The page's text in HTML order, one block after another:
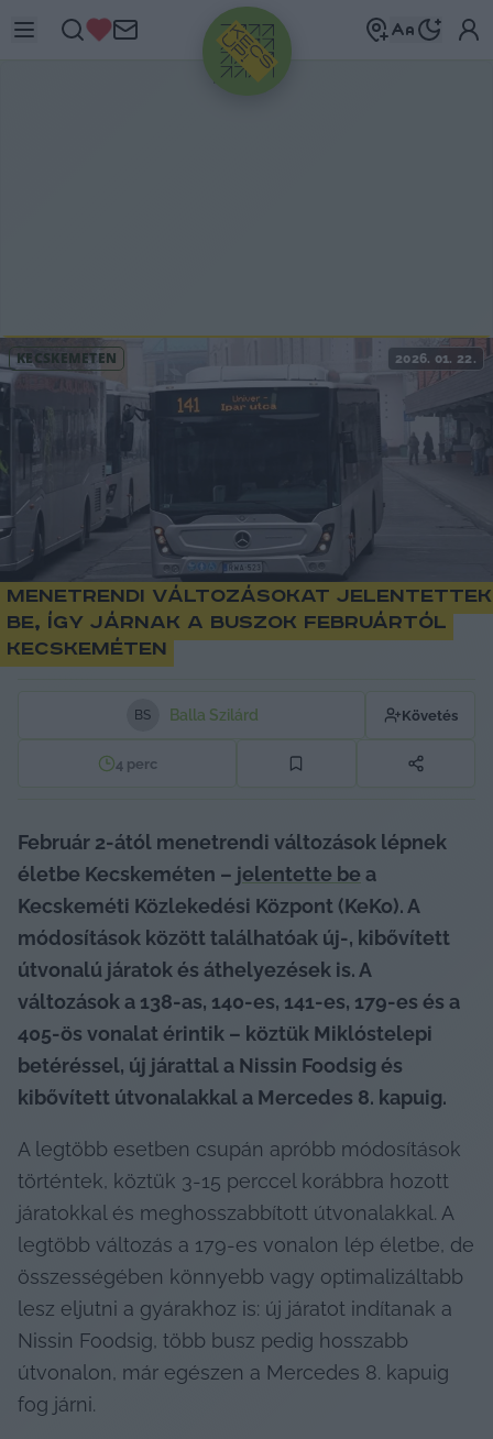
HIRDETÉS
KECSKEMÉTEN 2026. 01. 22.
Menetrendi változásokat jelentettek
be, így járnak a buszok februártól
Kecskeméten
BS Balla Szilárd Követés
4 perc
Február 2-ától menetrendi változások lépnek
életbe Kecskeméten – jelentette be a
Kecskeméti Közlekedési Központ (KeKo). A
módosítások között találhatóak új-, kibővített
útvonalú járatok és áthelyezések is. A
változások a 138-as, 140-es, 141-es, 179-es és a
405-ös vonalat érintik – köztük Miklóstelepi
betéréssel, új járattal a Nissin Foodsig és
kibővített útvonalakkal a Mercedes 8. kapuig.
A legtöbb esetben csupán apróbb módosítások
történtek, köztük 3-15 perccel korábbra hozott
járatokkal és meghosszabbított útvonalakkal. A
legtöbb változás a 179-es vonalon lép életbe, de
összességében könnyebb vagy optimalizáltabb
lesz eljutni a gyárakhoz is: új járatot indítanak a
Nissin Foodsig, több busz pedig hosszabb
útvonalon, már egészen a Mercedes 8. kapuig
fog járni.